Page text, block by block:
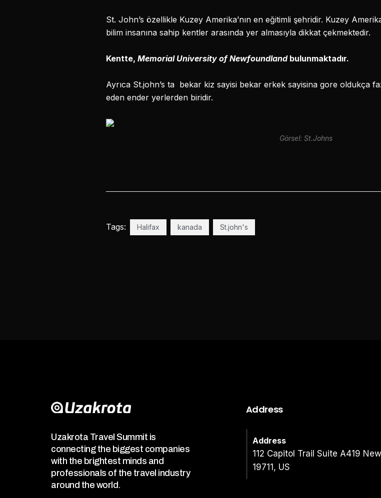
St. John’s özellikle Kuzey Amerika’nın en eğitimli şehridir. Kuzey
bilim insanına sahip kentler arasında yer almasıyla dikkat çekmektedir.
Kentte, Memorial University of Newfoundlandbulunmaktadır.
Ayrıca St.john’s ta bekar kiz sayisi bekar erkek sayisina gore oldukça
eden ender yerlerden biridir.
Görsel: St.Johns
Tags: Halifax kanada St.john's
Uzakrota Travel Summit is
connecting the biggest companies
with the brightest minds and
professionals of the travel industry
around the world.
Address
Address
112 Capitol Trail Suite A419
19711, US